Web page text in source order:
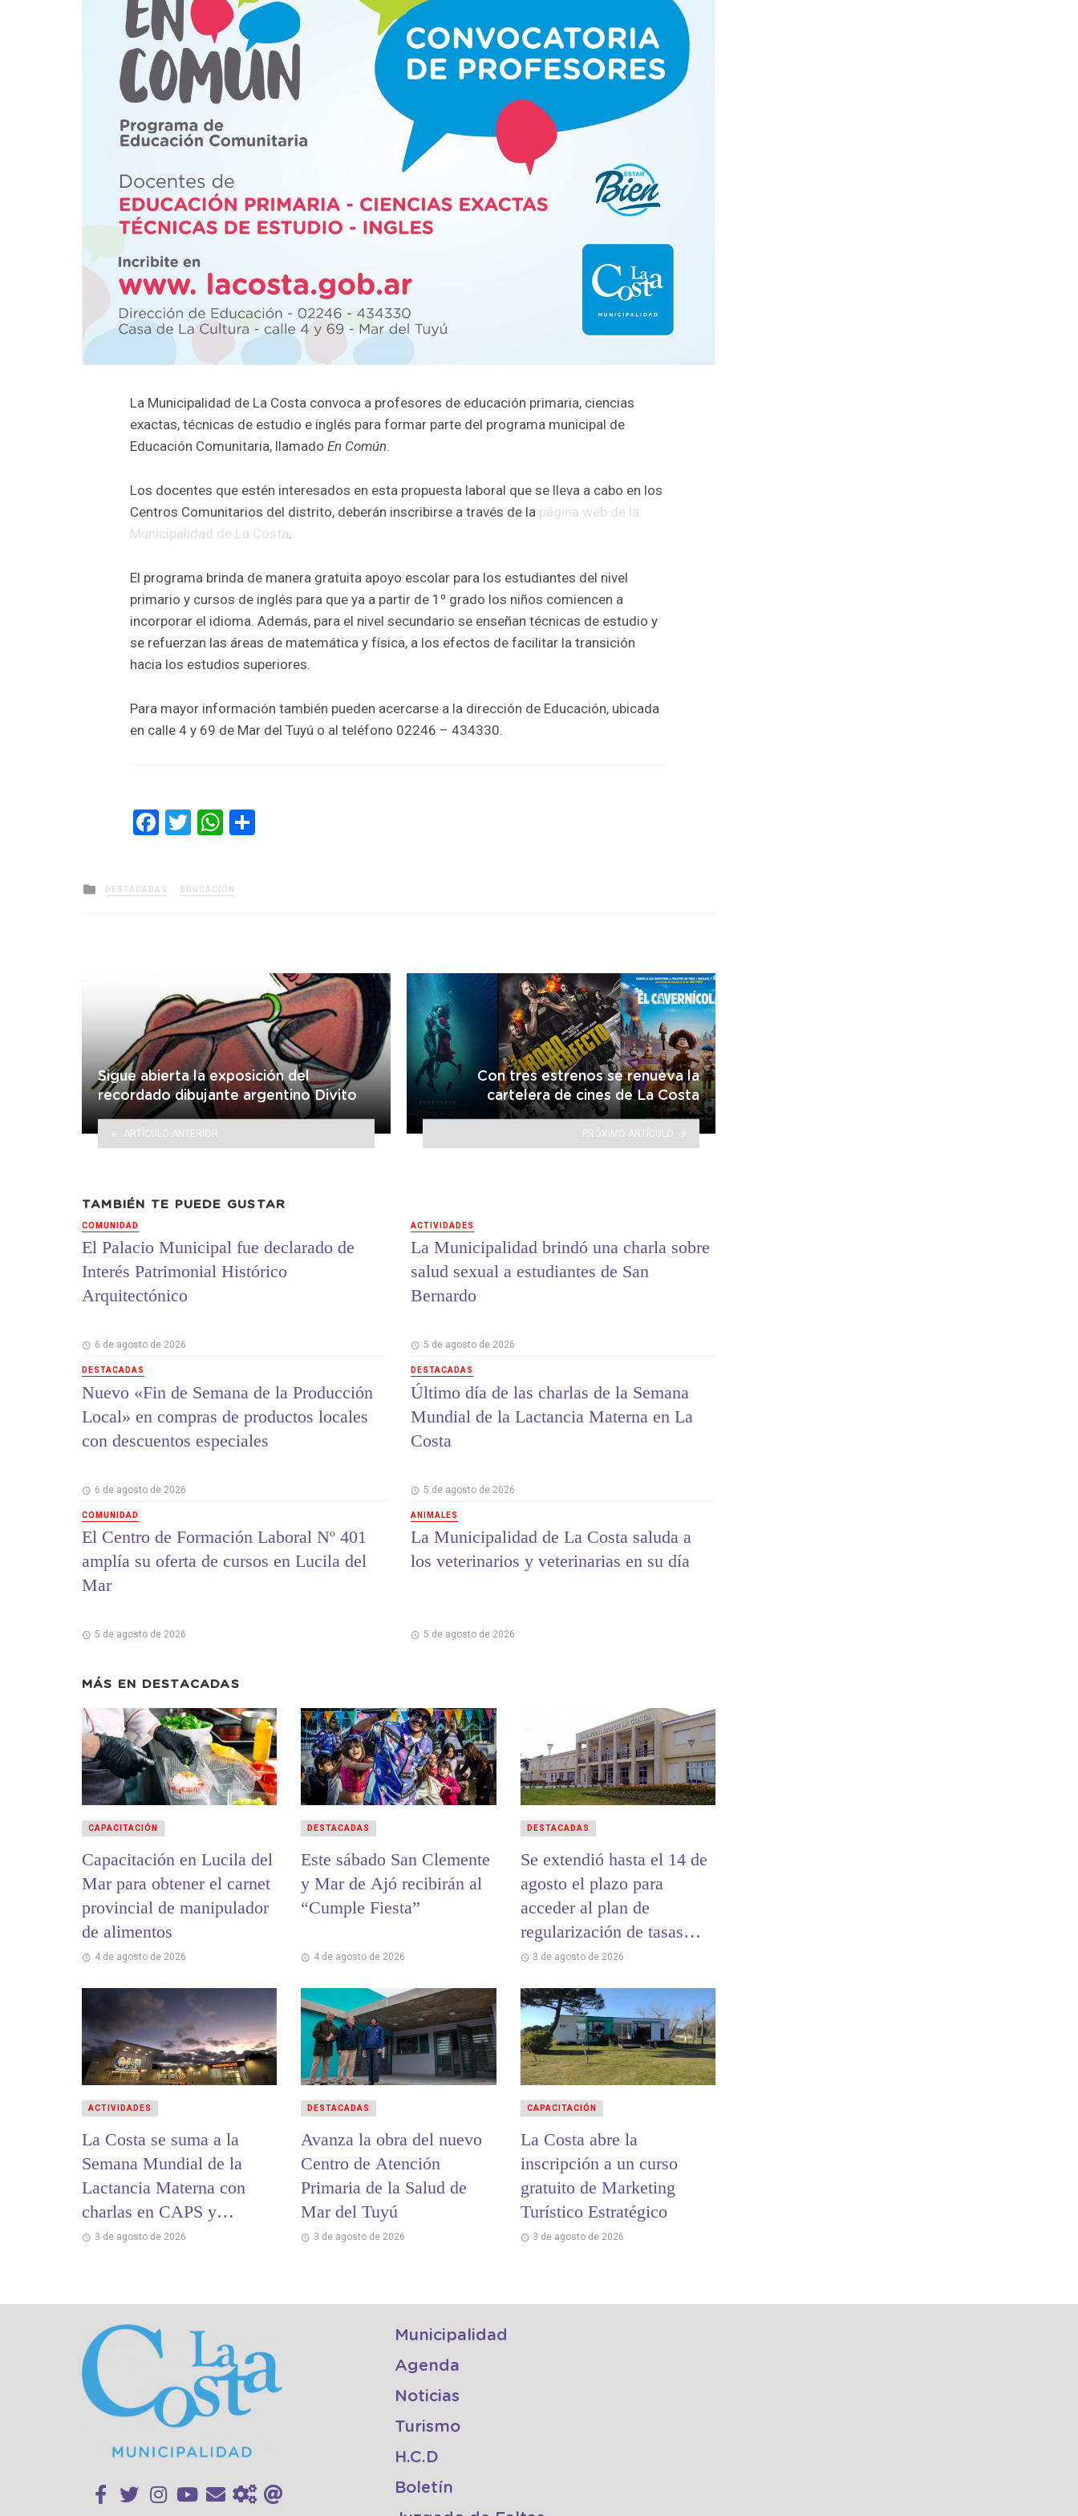
La Municipalidad de La Costa convoca a profesores de educación primaria, ciencias
exactas, técnicas de estudio e inglés para formar parte del programa municipal de
Educación Comunitaria, llamado En Común.
Los docentes que estén interesados en esta propuesta laboral que se lleva a cabo en los
Centros Comunitarios del distrito, deberán inscribirse a través de la página web de la
Municipalidad de La Costa.
El programa brinda de manera gratuita apoyo escolar para los estudiantes del nivel
primario y cursos de inglés para que ya a partir de 1º grado los niños comiencen a
incorporar el idioma. Además, para el nivel secundario se enseñan técnicas de estudio y
se refuerzan las áreas de matemática y física, a los efectos de facilitar la transición
hacia los estudios superiores.
Para mayor información también pueden acercarse a la dirección de Educación, ubicada
en calle 4 y 69 de Mar del Tuyú o al teléfono 02246 – 434330.
Facebook
TwitterWhatsApp
Posted
in
DESTACADAS EDUCACIÓN
Sigue abierta la exposición del
recordado dibujante argentino Divito
ARTÍCULO ANTERIOR
Con tres estrenos se renueva la
cartelera de cines de La Costa
PRÓXIMO ARTÍCULO
TAMBIÉN TE PUEDE GUSTAR
COMUNIDAD
El Palacio Municipal fue declarado de
Interés Patrimonial Histórico
Arquitectónico
6 de agosto de 2026
DESTACADAS
Nuevo «Fin de Semana de la Producción
Local» en compras de productos locales
con descuentos especiales
6 de agosto de 2026
COMUNIDAD
El Centro de Formación Laboral Nº 401
amplía su oferta de cursos en Lucila del
Mar
5 de agosto de 2026
ACTIVIDADES
La Municipalidad brindó una charla sobre
salud sexual a estudiantes de San
Bernardo
5 de agosto de 2026
DESTACADAS
Último día de las charlas de la Semana
Mundial de la Lactancia Materna en La
Costa
5 de agosto de 2026
ANIMALES
La Municipalidad de La Costa saluda a
los veterinarios y veterinarias en su día
5 de agosto de 2026
MÁS EN DESTACADAS
Capacitación en Lucila del
Mar para obtener el carnet
provincial de manipulador
de alimentos
4 de agosto de 2026
CAPACITACIÓN
Este sábado San Clemente
y Mar de Ajó recibirán al
“Cumple Fiesta”
4 de agosto de 2026
DESTACADAS
Se extendió hasta el 14 de
agosto el plazo para
acceder al plan de
regularización de tasas
municipales
3 de agosto de 2026
DESTACADAS
La Costa se suma a la
Semana Mundial de la
Lactancia Materna con
charlas en CAPS y
hospitales
3 de agosto de 2026
ACTIVIDADES
Avanza la obra del nuevo
Centro de Atención
Primaria de la Salud de
Mar del Tuyú
3 de agosto de 2026
DESTACADAS
La Costa abre la
inscripción a un curso
gratuito de Marketing
Turístico Estratégico
3 de agosto de 2026
CAPACITACIÓN
Municipalidad
Agenda
Noticias
Turismo
H.C.D
Boletín